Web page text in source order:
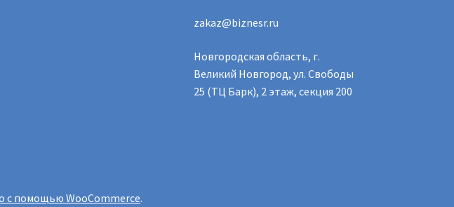
zakaz@biznesr.ru
Новгородская область, г.
Великий Новгород, ул. Свободы
25 (ТЦ Барк), 2 этаж, секция 200
с помощью WooCommerce.